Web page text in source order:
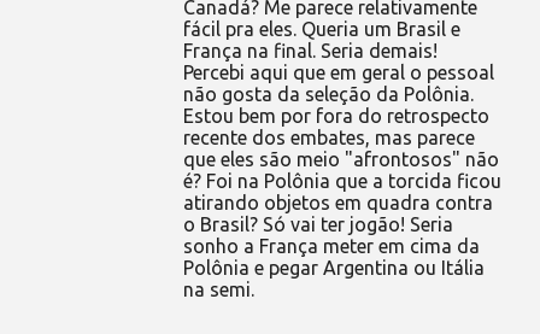
Canadá? Me parece relativamente
fácil pra eles. Queria um Brasil e
França na final. Seria demais!
Percebi aqui que em geral o pessoal
não gosta da seleção da Polônia.
Estou bem por fora do retrospecto
recente dos embates, mas parece
que eles são meio "afrontosos" não
é? Foi na Polônia que a torcida ficou
atirando objetos em quadra contra
o Brasil? Só vai ter jogão! Seria
sonho a França meter em cima da
Polônia e pegar Argentina ou Itália
na semi.